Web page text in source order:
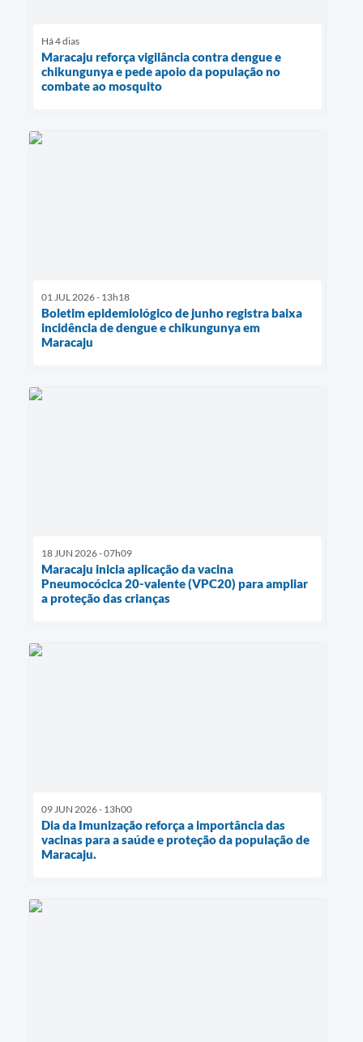
Há 4 dias
Maracaju reforça vigilância contra dengue e
chikungunya e pede apoio da população no
combate ao mosquito
01 JUL 2026 - 13h18
Boletim epidemiológico de junho registra baixa
incidência de dengue e chikungunya em
Maracaju
18 JUN 2026 - 07h09
Maracaju inicia aplicação da vacina
Pneumocócica 20-valente (VPC20) para ampliar
a proteção das crianças
09 JUN 2026 - 13h00
Dia da Imunização reforça a importância das
vacinas para a saúde e proteção da população de
Maracaju.